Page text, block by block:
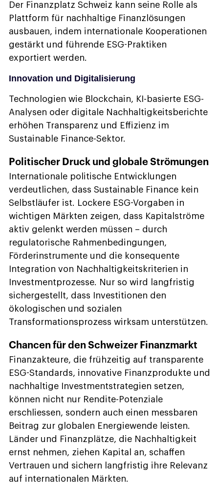
Der Finanzplatz Schweiz kann seine Rolle als
Plattform für nachhaltige Finanzlösungen
ausbauen, indem internationale Kooperationen
gestärkt und führende ESG-Praktiken
exportiert werden.
Innovation und Digitalisierung
Technologien wie Blockchain, KI-basierte ESG-
Analysen oder digitale Nachhaltigkeitsberichte
erhöhen Transparenz und Effizienz im
Sustainable Finance-Sektor.
Politischer Druck und globale Strömungen
Internationale politische Entwicklungen
verdeutlichen, dass Sustainable Finance kein
Selbstläufer ist. Lockere ESG-Vorgaben in
wichtigen Märkten zeigen, dass Kapitalströme
aktiv gelenkt werden müssen – durch
regulatorische Rahmenbedingungen,
Förderinstrumente und die konsequente
Integration von Nachhaltigkeitskriterien in
Investmentprozesse. Nur so wird langfristig
sichergestellt, dass Investitionen den
ökologischen und sozialen
Transformationsprozess wirksam unterstützen.
Chancen für den Schweizer Finanzmarkt
Finanzakteure, die frühzeitig auf transparente
ESG-Standards, innovative Finanzprodukte und
nachhaltige Investmentstrategien setzen,
können nicht nur Rendite-Potenziale
erschliessen, sondern auch einen messbaren
Beitrag zur globalen Energiewende leisten.
Länder und Finanzplätze, die Nachhaltigkeit
ernst nehmen, ziehen Kapital an, schaffen
Vertrauen und sichern langfristig ihre Relevanz
auf internationalen Märkten.